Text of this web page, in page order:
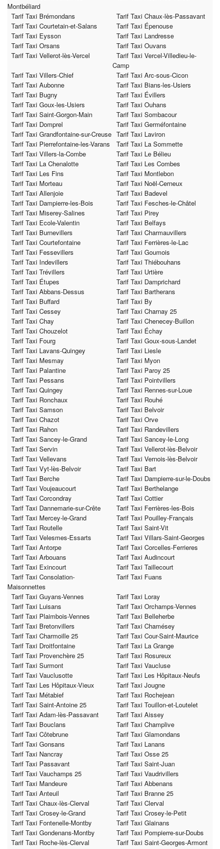
Montbéliard
Tarif Taxi Brémondans
Tarif Taxi Chaux-lès-Passavant
Tarif Taxi Courtetain-et-Salans
Tarif Taxi Épenouse
Tarif Taxi Eysson
Tarif Taxi Landresse
Tarif Taxi Orsans
Tarif Taxi Ouvans
Tarif Taxi Vellerot-lès-Vercel
Tarif Taxi Vercel-Villedieu-le-
Camp
Tarif Taxi Villers-Chief
Tarif Taxi Arc-sous-Cicon
Tarif Taxi Aubonne
Tarif Taxi Bians-les-Usiers
Tarif Taxi Bugny
Tarif Taxi Évillers
Tarif Taxi Goux-les-Usiers
Tarif Taxi Ouhans
Tarif Taxi Saint-Gorgon-Main
Tarif Taxi Sombacour
Tarif Taxi Domprel
Tarif Taxi Germéfontaine
Tarif Taxi Grandfontaine-sur-Creuse Tarif Taxi Laviron
Tarif Taxi Pierrefontaine-les-Varans
Tarif Taxi La Sommette
Tarif Taxi Villers-la-Combe
Tarif Taxi Le Bélieu
Tarif Taxi La Chenalotte
Tarif Taxi Les Combes
Tarif Taxi Les Fins
Tarif Taxi Montlebon
Tarif Taxi Morteau
Tarif Taxi Noël-Cerneux
Tarif Taxi Allenjoie
Tarif Taxi Badevel
Tarif Taxi Dampierre-les-Bois
Tarif Taxi Fesches-le-Châtel
Tarif Taxi Miserey-Salines
Tarif Taxi Pirey
Tarif Taxi Ecole-Valentin
Tarif Taxi Belfays
Tarif Taxi Burnevillers
Tarif Taxi Charmauvillers
Tarif Taxi Courtefontaine
Tarif Taxi Ferrières-le-Lac
Tarif Taxi Fessevillers
Tarif Taxi Goumois
Tarif Taxi Indevillers
Tarif Taxi Thiébouhans
Tarif Taxi Trévillers
Tarif Taxi Urtière
Tarif Taxi Étupes
Tarif Taxi Damprichard
Tarif Taxi Abbans-Dessus
Tarif Taxi Bartherans
Tarif Taxi Buffard
Tarif Taxi By
Tarif Taxi Cessey
Tarif Taxi Charnay 25
Tarif Taxi Chay
Tarif Taxi Chenecey-Buillon
Tarif Taxi Chouzelot
Tarif Taxi Échay
Tarif Taxi Fourg
Tarif Taxi Goux-sous-Landet
Tarif Taxi Lavans-Quingey
Tarif Taxi Liesle
Tarif Taxi Mesmay
Tarif Taxi Myon
Tarif Taxi Palantine
Tarif Taxi Paroy 25
Tarif Taxi Pessans
Tarif Taxi Pointvillers
Tarif Taxi Quingey
Tarif Taxi Rennes-sur-Loue
Tarif Taxi Ronchaux
Tarif Taxi Rouhé
Tarif Taxi Samson
Tarif Taxi Belvoir
Tarif Taxi Chazot
Tarif Taxi Orve
Tarif Taxi Rahon
Tarif Taxi Randevillers
Tarif Taxi Sancey-le-Grand
Tarif Taxi Sancey-le-Long
Tarif Taxi Servin
Tarif Taxi Vellerot-lès-Belvoir
Tarif Taxi Vellevans
Tarif Taxi Vernois-lès-Belvoir
Tarif Taxi Vyt-lès-Belvoir
Tarif Taxi Bart
Tarif Taxi Berche
Tarif Taxi Dampierre-sur-le-Doubs
Tarif Taxi Voujeaucourt
Tarif Taxi Berthelange
Tarif Taxi Corcondray
Tarif Taxi Cottier
Tarif Taxi Dannemarie-sur-Crête
Tarif Taxi Ferrières-les-Bois
Tarif Taxi Mercey-le-Grand
Tarif Taxi Pouilley-Français
Tarif Taxi Routelle
Tarif Taxi Saint-Vit
Tarif Taxi Velesmes-Essarts
Tarif Taxi Villars-Saint-Georges
Tarif Taxi Antorpe
Tarif Taxi Corcelles-Ferrieres
Tarif Taxi Arbouans
Tarif Taxi Audincourt
Tarif Taxi Exincourt
Tarif Taxi Taillecourt
Tarif Taxi Consolation-
Maisonnettes
Tarif Taxi Fuans
Tarif Taxi Guyans-Vennes
Tarif Taxi Loray
Tarif Taxi Luisans
Tarif Taxi Orchamps-Vennes
Tarif Taxi Plaimbois-Vennes
Tarif Taxi Belleherbe
Tarif Taxi Bretonvillers
Tarif Taxi Chamésey
Tarif Taxi Charmoille 25
Tarif Taxi Cour-Saint-Maurice
Tarif Taxi Droitfontaine
Tarif Taxi La Grange
Tarif Taxi Provenchère 25
Tarif Taxi Rosureux
Tarif Taxi Surmont
Tarif Taxi Vaucluse
Tarif Taxi Vauclusotte
Tarif Taxi Les Hôpitaux-Neufs
Tarif Taxi Les Hôpitaux-Vieux
Tarif Taxi Jougne
Tarif Taxi Métabief
Tarif Taxi Rochejean
Tarif Taxi Saint-Antoine 25
Tarif Taxi Touillon-et-Loutelet
Tarif Taxi Adam-lès-Passavant
Tarif Taxi Aissey
Tarif Taxi Bouclans
Tarif Taxi Champlive
Tarif Taxi Côtebrune
Tarif Taxi Glamondans
Tarif Taxi Gonsans
Tarif Taxi Lanans
Tarif Taxi Nancray
Tarif Taxi Osse 25
Tarif Taxi Passavant
Tarif Taxi Saint-Juan
Tarif Taxi Vauchamps 25
Tarif Taxi Vaudrivillers
Tarif Taxi Mandeure
Tarif Taxi Abbenans
Tarif Taxi Anteuil
Tarif Taxi Branne 25
Tarif Taxi Chaux-lès-Clerval
Tarif Taxi Clerval
Tarif Taxi Crosey-le-Grand
Tarif Taxi Crosey-le-Petit
Tarif Taxi Fontenelle-Montby
Tarif Taxi Glainans
Tarif Taxi Gondenans-Montby
Tarif Taxi Pompierre-sur-Doubs
Tarif Taxi Roche-lès-Clerval
Tarif Taxi Saint-Georges-Armont